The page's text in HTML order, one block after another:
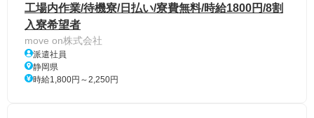
工場内作業/待機寮/日払い/寮費無料/時給1800円/8割
入寮希望者
move on株式会社
派遣社員
静岡県
時給1,800円～2,250円